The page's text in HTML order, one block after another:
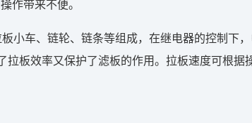
作带来不便。
小车、链轮、链条等组成，在继电器的控制下
板效率又保护了滤板的作用。拉板速度可根据